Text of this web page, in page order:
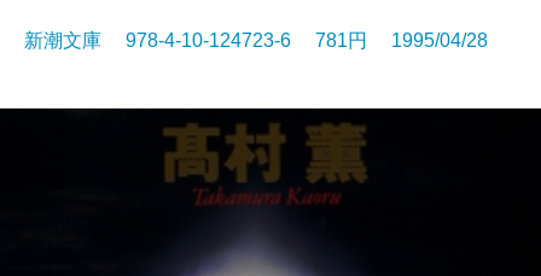
新潮文庫 978-4-10-124723-6 781円 1995/04/28